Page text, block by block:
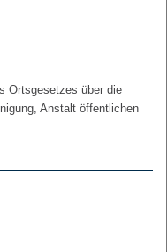
Ortsgesetzes über die
Anstalt öffentlichen